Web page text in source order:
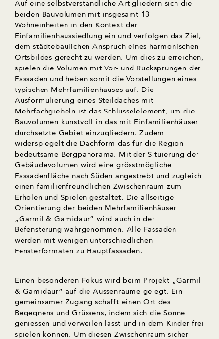
Auf eine selbstverständliche Art gliedern sich die
beiden Bauvolumen mit insgesamt 13
Wohneinheiten in den Kontext der
Einfamilienhaussiedlung ein und verfolgen das Ziel,
dem städtebaulichen Anspruch eines harmonischen
Ortsbildes gerecht zu werden. Um dies zu erreichen,
spielen die Volumen mit Vor- und Rücksprüngen der
Fassaden und heben somit die Vorstellungen eines
typischen Mehrfamilienhauses auf. Die
Ausformulierung eines Steildaches mit
Mehrfachgiebeln ist das Schlüsselelement, um die
Bauvolumen kunstvoll in das mit Einfamilienhäuser
durchsetzte Gebiet einzugliedern. Zudem
widerspiegelt die Dachform das für die Region
bedeutsame Bergpanorama. Mit der Situierung der
Gebäudevolumen wird eine grösstmögliche
Fassadenfläche nach Süden angestrebt und zugleich
einen familienfreundlichen Zwischenraum zum
Erholen und Spielen gestaltet. Die allseitige
Orientierung der beiden Mehrfamilienhäuser
„Garmil & Gamidaur“ wird auch in der
Befensterung wahrgenommen. Alle Fassaden
werden mit wenigen unterschiedlichen
Fensterformaten zu Hauptfassaden.
Einen besonderen Fokus wird beim Projekt „Garmil
& Gamidaur“ auf die Aussenräume gelegt. Ein
gemeinsamer Zugang schafft einen Ort des
Begegnens und Grüssens, indem sich die Sonne
geniessen und verweilen lässt und in dem Kinder frei
spielen können. Um diesen Zwischenraum sicher